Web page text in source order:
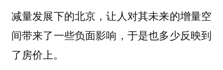
减量发展下的北京，让人对其未来的增量空
间带来了一些负面影响，于是也多少反映到
了房价上。